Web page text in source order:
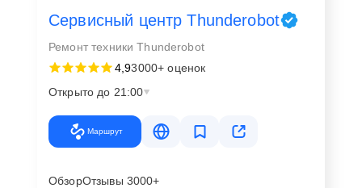
Сервисный центр Thunderobot
Ремонт техники Thunderobot
4,93000+ оценок
Открыто до 21:00
Маршрут
ОбзорОтзывы 3000+